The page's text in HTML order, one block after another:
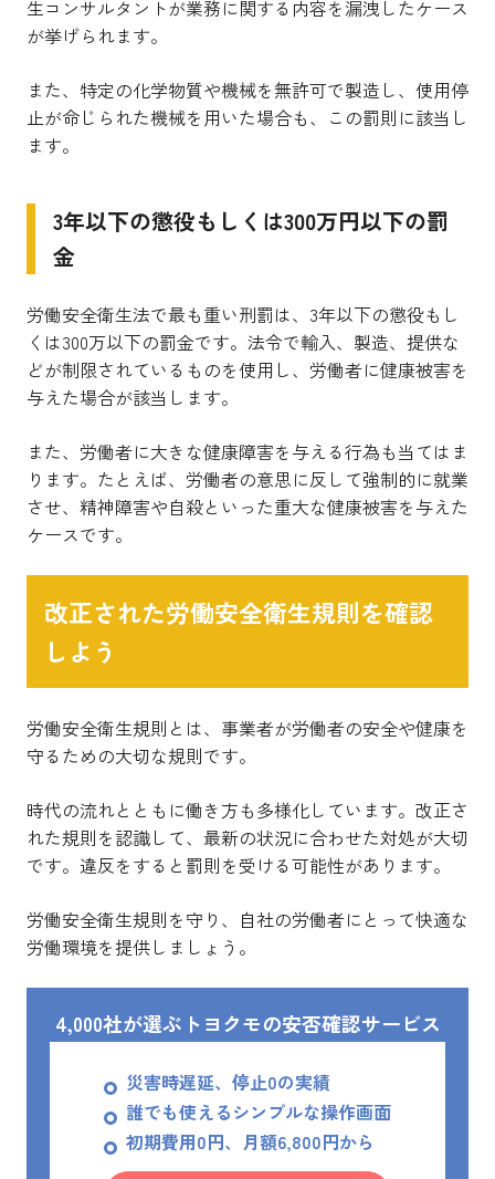
生コンサルタントが業務に関する内容を漏洩したケース
が挙げられます。
また、特定の化学物質や機械を無許可で製造し、使用停
止が命じられた機械を用いた場合も、この罰則に該当し
ます。
3年以下の懲役もしくは300万円以下の罰
金
労働安全衛生法で最も重い刑罰は、3年以下の懲役もし
くは300万以下の罰金です。法令で輸入、製造、提供な
どが制限されているものを使用し、労働者に健康被害を
与えた場合が該当します。
また、労働者に大きな健康障害を与える行為も当てはま
ります。たとえば、労働者の意思に反して強制的に就業
させ、精神障害や自殺といった重大な健康被害を与えた
ケースです。
改正された労働安全衛生規則を確認
しよう
労働安全衛生規則とは、事業者が労働者の安全や健康を
守るための大切な規則です。
時代の流れとともに働き方も多様化しています。改正さ
れた規則を認識して、最新の状況に合わせた対処が大切
です。違反をすると罰則を受ける可能性があります。
労働安全衛生規則を守り、自社の労働者にとって快適な
労働環境を提供しましょう。
4,000社が選ぶトヨクモの安否確認サービス
災害時遅延、停止0の実績
誰でも使えるシンプルな操作画面
初期費用0円、月額6,800円から